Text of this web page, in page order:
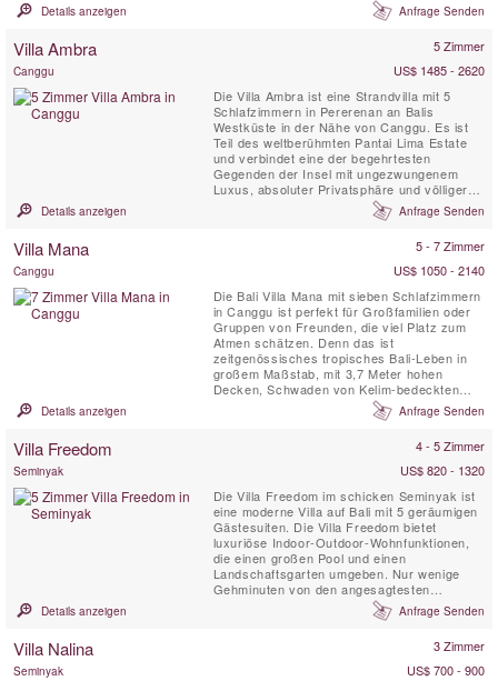
Details anzeigen Anfrage Senden
Villa Ambra 5 Zimmer
Canggu
US$ 1485 - 2620
Die Villa Ambra ist eine Strandvilla mit 5
Schlafzimmern in Pererenan an Balis
Westküste in der Nähe von Canggu. Es ist
Teil des weltberühmten Pantai Lima Estate
und verbindet eine der begehrtesten
Gegenden der Insel mit ungezwungenem
Luxus, absoluter Privatsphäre und völliger
Gelassenheit. Es hat sogar ein eigenes Kino
und eine gut sortierte Bibliothek mit iMac und
mit Blick auf den Ozean und unterscheiden
Details anzeigen Anfrage Senden
Villa Mana 5 - 7 Zimmer
Canggu
US$ 1050 - 2140
Die Bali Villa Mana mit sieben Schlafzimmern
in Canggu ist perfekt für Großfamilien oder
Gruppen von Freunden, die viel Platz zum
Atmen schätzen. Denn das ist
zeitgenössisches tropisches Bali-Leben in
großem Maßstab, mit 3,7 Meter hohen
Decken, Schwaden von Kelim-bedeckten
schwarzen Betonböden und genügend
mehrstöckigem Wohnraum, um eine
herrlichen 180-Grad-Panoramablick auf die
Reisfelder . Die voll besetzte Villa Mana
Details anzeigen Anfrage Senden
Villa Freedom 4 - 5 Zimmer
Seminyak
US$ 820 - 1320
Die Villa Freedom im schicken Seminyak ist
eine moderne Villa auf Bali mit 5 geräumigen
Gästesuiten. Die Villa Freedom bietet
luxuriöse Indoor-Outdoor-Wohnfunktionen,
die einen großen Pool und einen
Landschaftsgarten umgeben. Nur wenige
Gehminuten von den angesagtesten
Resorts, Restaurants, Boutiquen und dem
Nachtleben von Seminyak entfernt, wurde
Freunden gerecht zu werden, die auf der
Details anzeigen Anfrage Senden
Villa Nalina 3 Zimmer
Seminyak
US$ 700 - 900